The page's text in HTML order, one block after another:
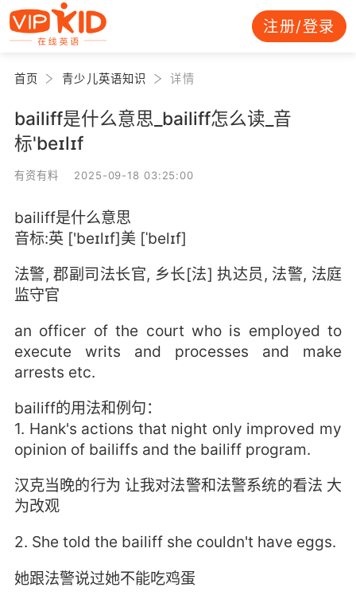
注册/登录
首页 青少儿英语知识 详情
bailiff是什么意思_bailiff怎么读_音
标'beɪlɪf
有资有料 2025-09-18 03:25:00
bailiff是什么意思
音标:英 ['beɪlɪf]美 [ˈbelɪf]
法警, 郡副司法长官, 乡长[法] 执达员, 法警, 法庭
监守官
an officer of the court who is employed to
execute writs and processes and make
arrests etc.
bailiff的用法和例句：
1. Hank's actions that night only improved my
opinion of bailiffs and the bailiff program.
汉克当晚的行为 让我对法警和法警系统的看法 大
为改观
2. She told the bailiff she couldn't have eggs.
她跟法警说过她不能吃鸡蛋